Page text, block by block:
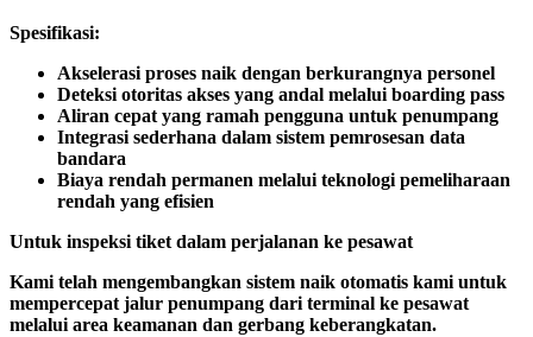
Spesifikasi:
Akselerasi proses naik dengan berkurangnya personel
Deteksi otoritas akses yang andal melalui boarding pass
Aliran cepat yang ramah pengguna untuk penumpang
Integrasi sederhana dalam sistem pemrosesan data
bandara
Biaya rendah permanen melalui teknologi pemeliharaan
rendah yang efisien
Untuk inspeksi tiket dalam perjalanan ke pesawat
Kami telah mengembangkan sistem naik otomatis kami untuk
mempercepat jalur penumpang dari terminal ke pesawat
melalui area keamanan dan gerbang keberangkatan.